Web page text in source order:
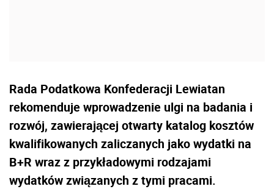
Rada Podatkowa Konfederacji Lewiatan
rekomenduje wprowadzenie ulgi na badania i
rozwój, zawierającej otwarty katalog kosztów
kwalifikowanych zaliczanych jako wydatki na
B+R wraz z przykładowymi rodzajami
wydatków związanych z tymi pracami.